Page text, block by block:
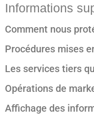
Informations
Comment nous
Procédures mises
Les services tiers
Opérations de
Affichage des